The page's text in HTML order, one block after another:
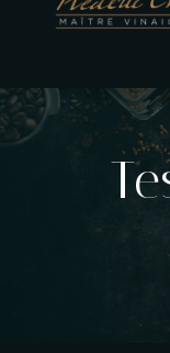
Accueil